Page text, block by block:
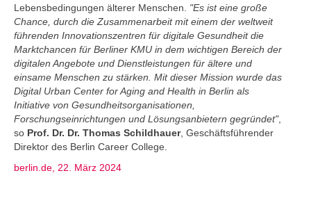
Lebensbedingungen älterer Menschen. "Es ist eine große
Chance, durch die Zusammenarbeit mit einem der weltweit
führenden Innovationszentren für digitale Gesundheit die
Marktchancen für Berliner KMU in dem wichtigen Bereich der
digitalen Angebote und Dienstleistungen für ältere und
einsame Menschen zu stärken. Mit dieser Mission wurde das
Digital Urban Center for Aging and Health in Berlin als
Initiative von Gesundheitsorganisationen,
Forschungseinrichtungen und Lösungsanbietern gegründet",
so Prof. Dr. Dr. Thomas Schildhauer, Geschäftsführender
Direktor des Berlin Career College.
berlin.de, 22. März 2024